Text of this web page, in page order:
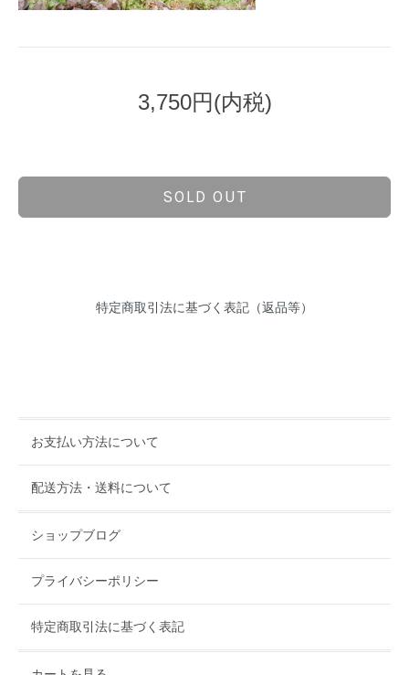
3,750円(内税)
SOLD OUT
特定商取引法に基づく表記（返品等）
お支払い方法について
配送方法・送料について
ショップブログ
プライバシーポリシー
特定商取引法に基づく表記